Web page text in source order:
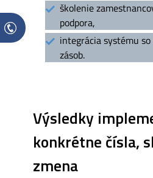
školenie
podpora,
integrácia systému
zásob.
Výsledky
konkrétne čísla,
zmena